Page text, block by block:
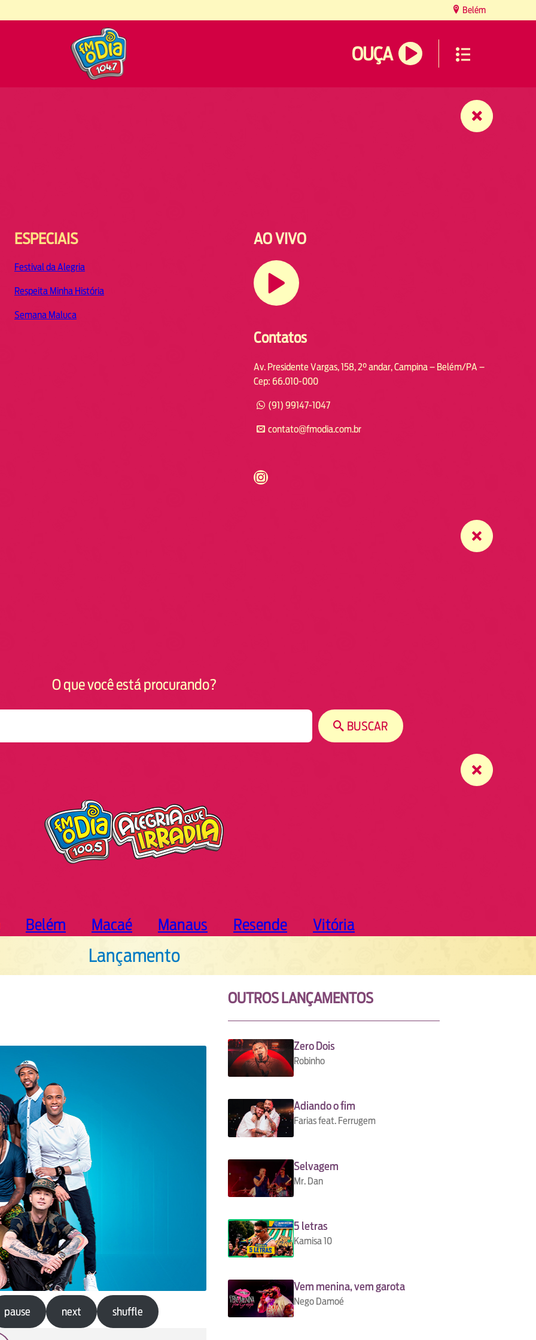
Belém
OUÇA
ESPECIAIS
Festival da Alegria
Respeita Minha História
Semana Maluca
AO VIVO
Contatos
Av. Presidente Vargas, 158, 2° andar, Campina – Belém/PA –
Cep: 66.010-000
(91) 99147-1047
contato@fmodia.com.br
https://www.instagram.com/fmodia.cabofrio/
O que você está procurando?
BUSCAR
Belém Macaé Manaus Resende Vitória
Lançamento
pause next shuffle
OUTROS LANÇAMENTOS
Zero Dois
Robinho
Adiando o fim
Farias feat. Ferrugem
Selvagem
Mr. Dan
5 letras
Kamisa 10
Vem menina, vem garota
Nego Damoé